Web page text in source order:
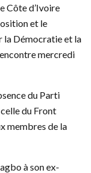
Côte d’Ivoire
et le
la Démocratie et la
mercredi
du Parti
du Front
membres de la
à son ex-